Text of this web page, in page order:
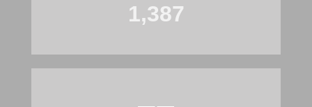
1,387